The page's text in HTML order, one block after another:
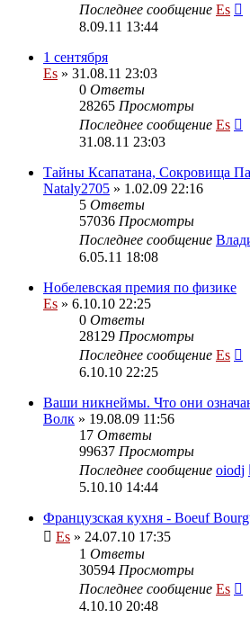
Последнее сообщение Es
8.09.11 13:44
1 сентября
Es » 31.08.11 23:03
0 Ответы
28265 Просмотры
Последнее сообщение Es
31.08.11 23:03
Тайны Ксапатана, Сокровища
Nataly2705 » 1.02.09 22:16
5 Ответы
57036 Просмотры
Последнее сообщение
6.05.11 18:08
Нобелевская премия по физике
Es » 6.10.10 22:25
0 Ответы
28129 Просмотры
Последнее сообщение Es
6.10.10 22:25
Ваши никнеймы. Что они
Волк » 19.08.09 11:56
17 Ответы
99637 Просмотры
Последнее сообщение oiodj
5.10.10 14:44
Французская кухня - Boeuf
Es » 24.07.10 17:35
1 Ответы
30594 Просмотры
Последнее сообщение Es
4.10.10 20:48